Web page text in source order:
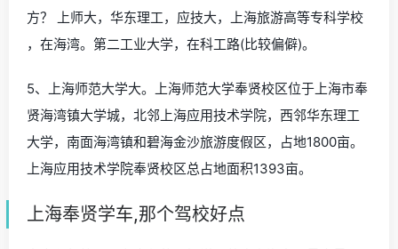
方？ 上师大，华东理工，应技大，上海旅游高等专科学校
，在海湾。第二工业大学，在科工路(比较偏僻)。
5、上海师范大学大。上海师范大学奉贤校区位于上海市奉
贤海湾镇大学城，北邻上海应用技术学院，西邻华东理工
大学，南面海湾镇和碧海金沙旅游度假区，占地1800亩。
上海应用技术学院奉贤校区总占地面积1393亩。
上海奉贤学车,那个驾校好点